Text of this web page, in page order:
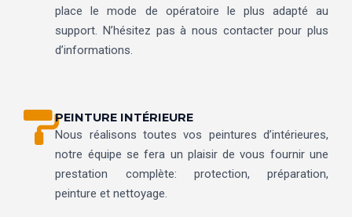
place le mode de opératoire le plus adapté au
support. N’hésitez pas à nous contacter pour plus
d’informations.
PEINTURE INTÉRIEURE
Nous réalisons toutes vos peintures d’intérieures,
notre équipe se fera un plaisir de vous fournir une
prestation complète: protection, préparation,
peinture et nettoyage.